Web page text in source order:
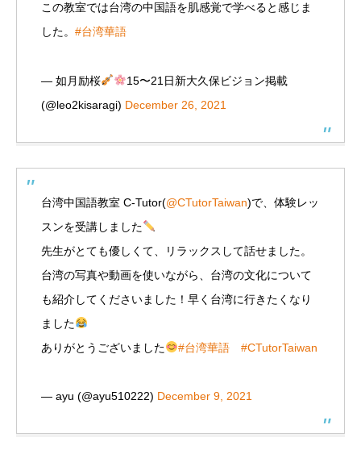
この教室では台湾の中国語を肌感覚で学べると感じま
した。 #台湾華語
— 如月励桜
15〜21日新大久保ビジョン掲載
(@leo2kisaragi) December 26, 2021
台湾中国語教室 C-Tutor(@CTutorTaiwan)で、体験レッ
スンを受講しました
先生がとても優しくて、リラックスして話せました。
台湾の写真や動画を使いながら、台湾の文化について
も紹介してくださいました！早く台湾に行きたくなり
ました
ありがとうございました
#台湾華語 #CTutorTaiwan
— ayu (@ayu510222) December 9, 2021